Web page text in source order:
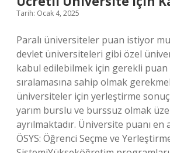
Tarih: Ocak 4, 2025
Paralı üniversiteler puan istiyor
devlet üniversiteleri gibi özel
kabul edilebilmek için gerekli puan
sıralamasına sahip olmak
üniversiteler için yerleştirme
yarım burslu ve burssuz olmak
ayrılmaktadır. Üniversite puanı en
ÖSYS: Öğrenci Seçme ve